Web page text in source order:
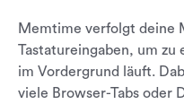
Memtime verfolgt deine
Tastatureingaben, um
im Vordergrund läuft.
viele Browser-Tabs oder